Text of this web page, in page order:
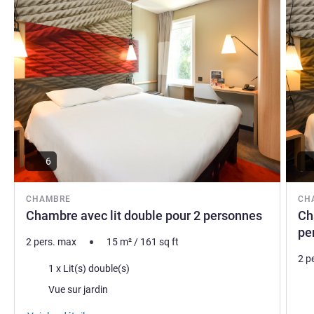
CHAMBRE
Chambre avec lit double pour 2 personnes
6
2 pers. max 15 m²/ 161 sq ft
Literie1 x Lit(s) double(s)
Vues :Vue sur jardin
2